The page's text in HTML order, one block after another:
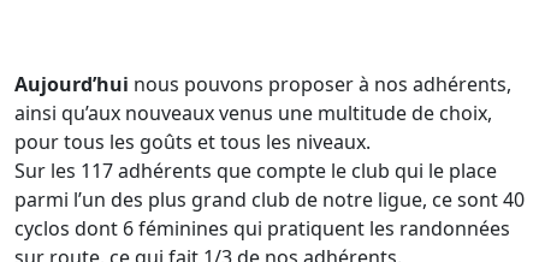
Aujourd’hui nous pouvons proposer à nos adhérents,
ainsi qu’aux nouveaux venus une multitude de choix,
pour tous les goûts et tous les niveaux.
Sur les 117 adhérents que compte le club qui le place
parmi l’un des plus grand club de notre ligue, ce sont 40
cyclos dont 6 féminines qui pratiquent les randonnées